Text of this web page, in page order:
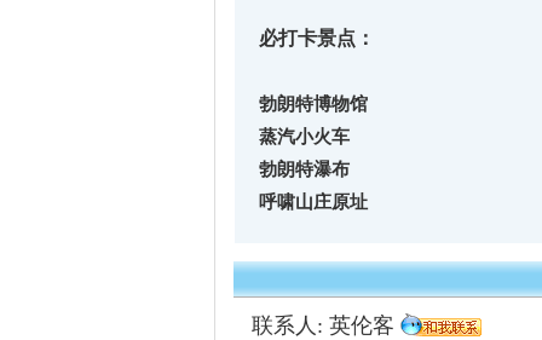
必打卡景点：
勃朗特博物馆
蒸汽小火车
勃朗特瀑布
呼啸山庄原址
联系人: 英伦客